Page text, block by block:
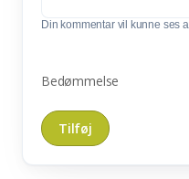
Din kommentar vil kunne ses
Bedømmelse